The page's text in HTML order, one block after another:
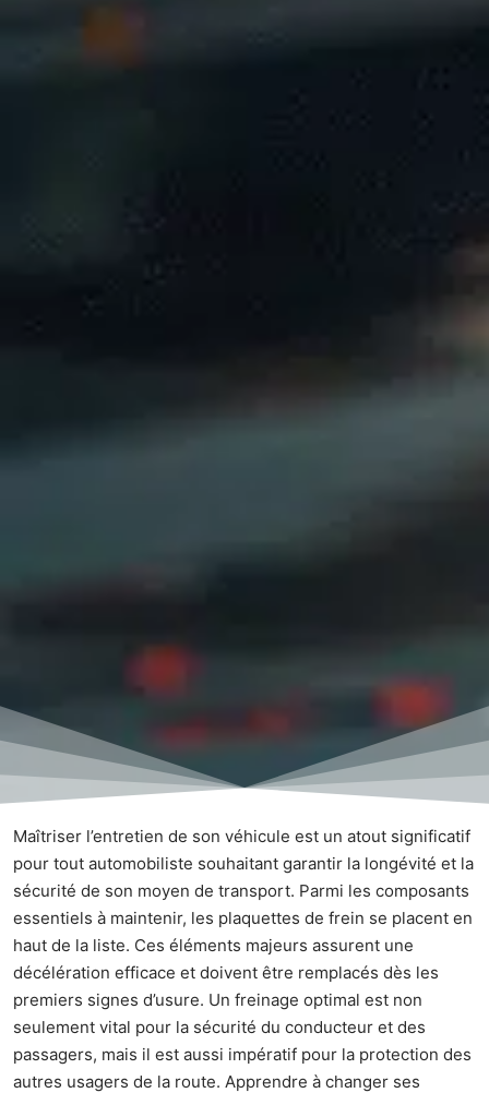
Maîtriser l’entretien de son véhicule est un atout significatif
pour tout automobiliste souhaitant garantir la longévité et la
sécurité de son moyen de transport. Parmi les composants
essentiels à maintenir, les plaquettes de frein se placent en
haut de la liste. Ces éléments majeurs assurent une
décélération efficace et doivent être remplacés dès les
premiers signes d’usure. Un freinage optimal est non
seulement vital pour la sécurité du conducteur et des
passagers, mais il est aussi impératif pour la protection des
autres usagers de la route. Apprendre à changer ses